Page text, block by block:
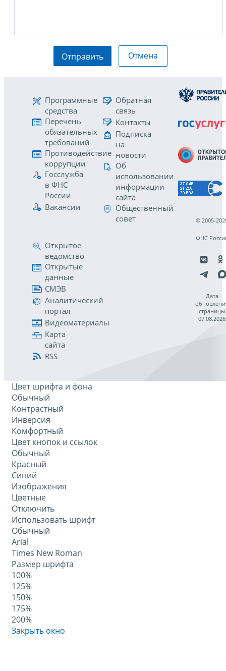
Отправить Отмена
Программные
средства
Перечень
обязательных
требований
Противодействие
коррупции
Госслужба
в ФНС
России
Вакансии
Обратная
связь
Контакты
Подписка
на
новости
Об
использовании
информации
сайта
Общественный
совет
Открытое
ведомство
Открытые
данные
СМЭВ
Аналитический
портал
Видеоматериалы
Карта
сайта
RSS
© 2005-
ФНС
Дата
страницы
07.08.2026
Цвет шрифта и фона
Обычный
Контрастный
Инверсия
Комфортный
Цвет кнопок и ссылок
Обычный
Красный
Синий
Изображения
Цветные
Отключить
Использовать шрифт
Обычный
Arial
Times New Roman
Размер шрифта
100%
125%
150%
175%
200%
Закрыть окно